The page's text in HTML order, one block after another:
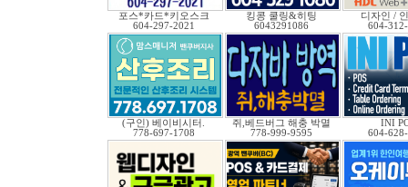
포스*카드*키오스크
604-297-2021
킹콩 쿨링&히팅
6043291086
디자인 /
604-
(구인) 베이비시터.
778-697-1708
쥐,베드버그 해충 박멸
778-999-9595
INI
604-